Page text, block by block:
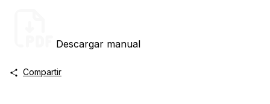
Descargar manual
Compartir